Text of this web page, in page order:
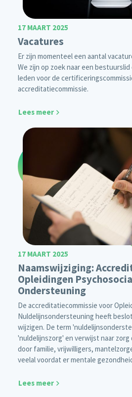
17 MAART 2025
Vacatures
Er zijn momenteel een aantal
We zijn op zoek naar een
leden voor de
accreditatiecommissie.
Lees meer
17 MAART 2025
Naamswijziging:
Opleidingen
Ondersteuning
De accreditatiecommissie voor
Nuldelijnsondersteuning heeft
wijzigen. De term
'nuldelijnszorg' en verwijst naar
door familie, vrijwilligers,
veelal voordat er mentale
Lees meer